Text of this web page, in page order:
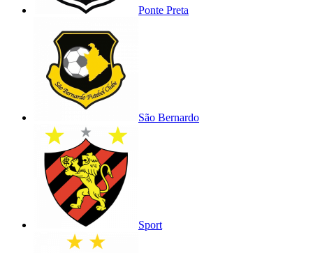
Ponte Preta
São Bernardo
Sport